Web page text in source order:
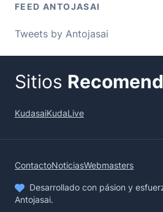
FEED ANTOJASAI
Tweets by Antojasai
Sitios
KudasaiKudaLive
ContactoNoticiasWebmasters
Desarrollado con pásion y
Antojasai.